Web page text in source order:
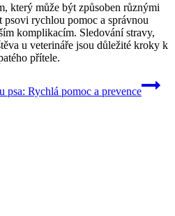
který může být způsoben různými
rychlou pomoc a správnou
komplikacím. Sledování stravy,
u veterináře jsou důležité kroky k
přítele.
psa: Rychlá pomoc a prevence